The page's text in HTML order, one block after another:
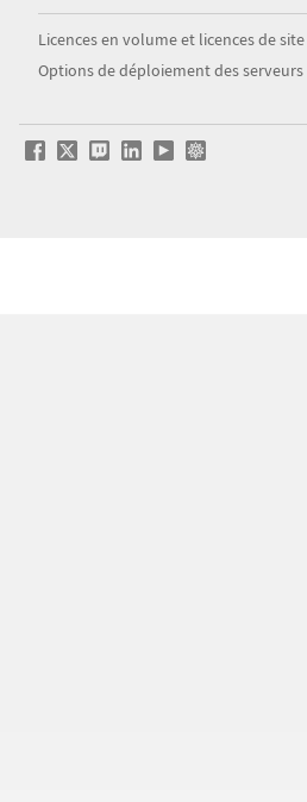
Licences en volume et licences de site
Options de déploiement des serveurs